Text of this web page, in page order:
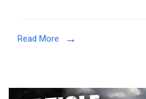
Read More